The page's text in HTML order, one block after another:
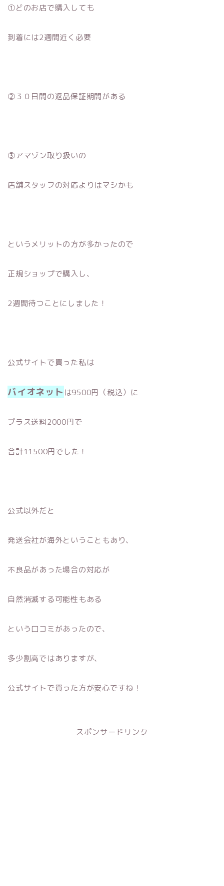
①どのお店で購入しても
到着には2週間近く必要
②３０日間の返品保証期間がある
③アマゾン取り扱いの
店舗スタッフの対応よりはマシかも
というメリットの方が多かったので
正規ショップで購入し、
2週間待つことにしました！
公式サイトで買った私は
バイオネット は9500円（税込）に
プラス送料2000円で
合計11500円でした！
公式以外だと
発送会社が海外ということもあり、
不良品があった場合の対応が
自然消滅する可能性もある
という口コミがあったので、
多少割高ではありますが、
公式サイトで買った方が安心ですね！
スポンサードリンク